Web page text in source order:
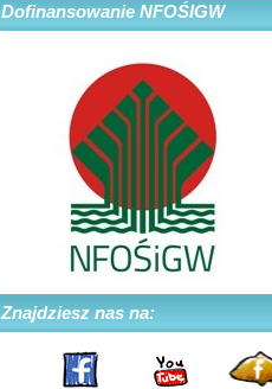
Dofinansowanie NFOŚIGW
Znajdziesz nas na: